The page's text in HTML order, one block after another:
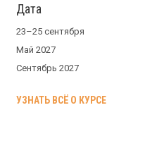
Дата
23–25 сентября
Май 2027
Сентябрь 2027
УЗНАТЬ ВСЁ О КУРСЕ